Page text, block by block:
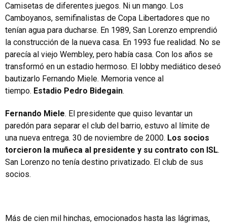
Camisetas de diferentes juegos. Ni un mango. Los
Camboyanos, semifinalistas de Copa Libertadores que no
tenían agua para ducharse. En 1989, San Lorenzo emprendió
la construcción de la nueva casa. En 1993 fue realidad. No se
parecía al viejo Wembley, pero había casa. Con los años se
transformó en un estadio hermoso. El lobby mediático deseó
bautizarlo Fernando Miele. Memoria vence al
tiempo. Estadio Pedro Bidegain.
Fernando Miele. El presidente que quiso levantar un
paredón para separar el club del barrio, estuvo al límite de
una nueva entrega. 30 de noviembre de 2000. Los socios
torcieron la muñeca al presidente y su contrato con ISL.
San Lorenzo no tenía destino privatizado. El club de sus
socios.
Más de cien mil hinchas, emocionados hasta las lágrimas,